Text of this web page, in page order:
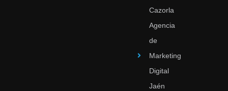
Cazorla
Agencia
de
Marketing
Digital
Jaén